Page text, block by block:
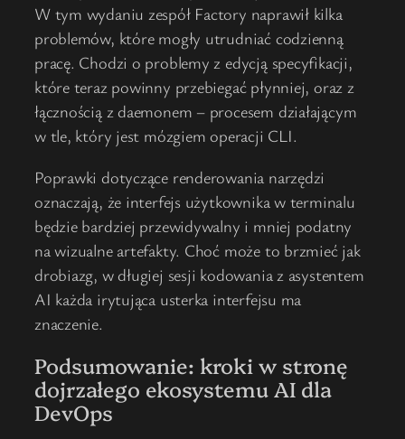
W tym wydaniu zespół Factory naprawił kilka
problemów, które mogły utrudniać codzienną
pracę. Chodzi o problemy z edycją specyfikacji,
które teraz powinny przebiegać płynniej, oraz z
łącznością z daemonem – procesem działającym
w tle, który jest mózgiem operacji CLI.
Poprawki dotyczące renderowania narzędzi
oznaczają, że interfejs użytkownika w terminalu
będzie bardziej przewidywalny i mniej podatny
na wizualne artefakty. Choć może to brzmieć jak
drobiazg, w długiej sesji kodowania z asystentem
AI każda irytująca usterka interfejsu ma
znaczenie.
Podsumowanie: kroki w stronę
dojrzałego ekosystemu AI dla
DevOps